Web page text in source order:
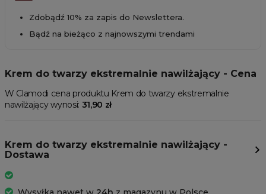
Zdobądź 10% za zapis do Newslettera.
Bądź na bieżąco z najnowszymi trendami
Krem do twarzy ekstremalnie nawilżający - Cena
W Clamodi cena produktu Krem do twarzy ekstremalnie
nawilżający wynosi: 31,90 zł
Krem do twarzy ekstremalnie nawilżający -
Dostawa